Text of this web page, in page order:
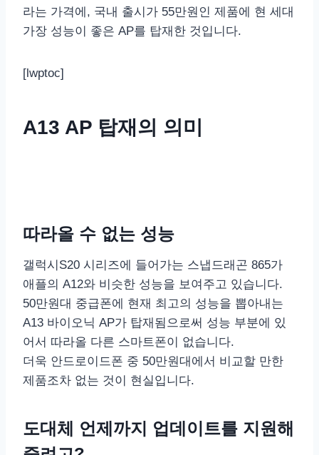
라는 가격에, 국내 출시가 55만원인 제품에 현 세대
가장 성능이 좋은 AP를 탑재한 것입니다.
[lwptoc]
A13 AP 탑재의 의미
따라올 수 없는 성능
갤럭시S20 시리즈에 들어가는 스냅드래곤 865가
애플의 A12와 비슷한 성능을 보여주고 있습니다.
50만원대 중급폰에 현재 최고의 성능을 뽑아내는
A13 바이오닉 AP가 탑재됨으로써 성능 부분에 있
어서 따라올 다른 스마트폰이 없습니다.
더욱 안드로이드폰 중 50만원대에서 비교할 만한
제품조차 없는 것이 현실입니다.
도대체 언제까지 업데이트를 지원해